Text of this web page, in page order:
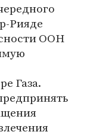
Рияде
ООН
Газа.